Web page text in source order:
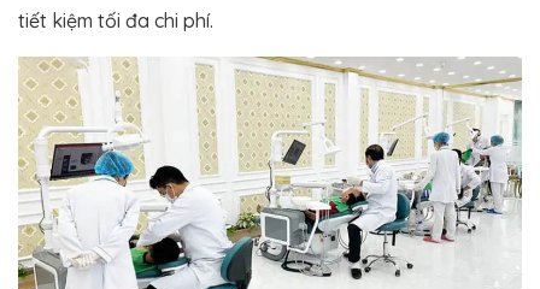
tiết kiệm tối đa chi phí.